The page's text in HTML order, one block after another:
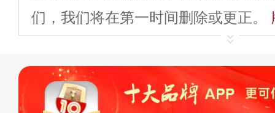
们，我们将在第一时间删除或更正。
平台自有内容（文字
标、LOGO 等）知识产权归本站所
复制、转载、商用。本站不生产产